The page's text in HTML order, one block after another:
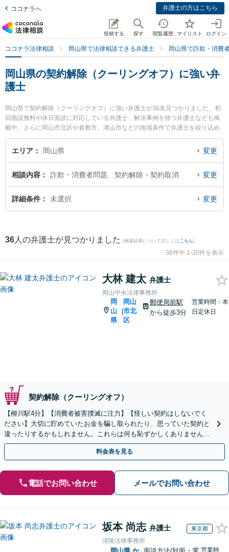
ココナラへ 弁護士の方はこちら
投稿する 探す 閲覧履歴 マイリスト ログイン
ココナラ法律相談 岡山県で法律相談できる弁護士 岡山県で詐欺・消費
岡山県の契約解除（クーリングオフ）に強い弁
護士
岡山県で契約解除（クーリングオフ）に強い弁護士が36名見つかりました。初
回面談無料や休日面談に対応している弁護士、解決事例を持つ弁護士なども掲
載中。さらに岡山市北区や倉敷市、津山市などの地域条件で弁護士を絞り込め
ます。詐欺・消費者問題に関係する投資詐欺や副業詐欺、FX詐欺等の細かな分
野での絞り込み検索もでき便利です。特に岡山中央法律事務所の大林 建太弁護
土日や夜間に発生した契約解除（クーリングオフ）のトラブルを今すぐに弁護
士に相談したい』『契約解除（クーリングオフ）のトラブル解決の実績豊富な
近くの弁護士を検索したい』『初回相談無料で契約解除（クーリングオフ）を
エリア 岡山県 変更
相談内容 詐欺・消費者問題、契約解除・契約取消 変更
詳細条件 未選択 変更
36 人の弁護士が見つかりました (検索結果について詳しくは こちら)
36件中 1-30件を表示
大林 建太 弁護士
岡山中央法律事務所
岡
山
県
|
岡山
市北
区
郵便局前駅
から徒歩3分
営業時間：本
日定休日
契約解除（クーリングオフ）
【柳川駅4分】【消費者被害撲滅に注力】【怪しい契約はしないでく
ださい】大切に貯めていたお金を騙し取られたり、思っていた契約と
違ったりするかもしれません。これらは何も恥ずかしくありません。
あなたの大切なお金を取り戻すためにご相談ください。
料金表を見る
電話でお問い合わせ メールでお問い合わせ
坂本 尚志 弁護士 東京都
清陵法律事務所
岡山県 か 面談方法(対面・電 営業時